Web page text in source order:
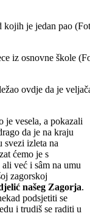
kojih je jedan pao
iz osnovne škole
ovdje da je
je vesela, a pokazali
da je na kraju
svezi izleta na
ćemo je s
već i sâm na umu
zagorskoj
našeg Zagorja.
podsjetiti se
i trudiš se raditi u